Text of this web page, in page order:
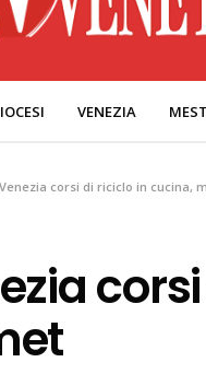
VENEZIA
corsi di riciclo in cucina,